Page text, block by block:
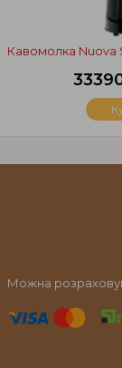
Кавомолка Nuova
Можна